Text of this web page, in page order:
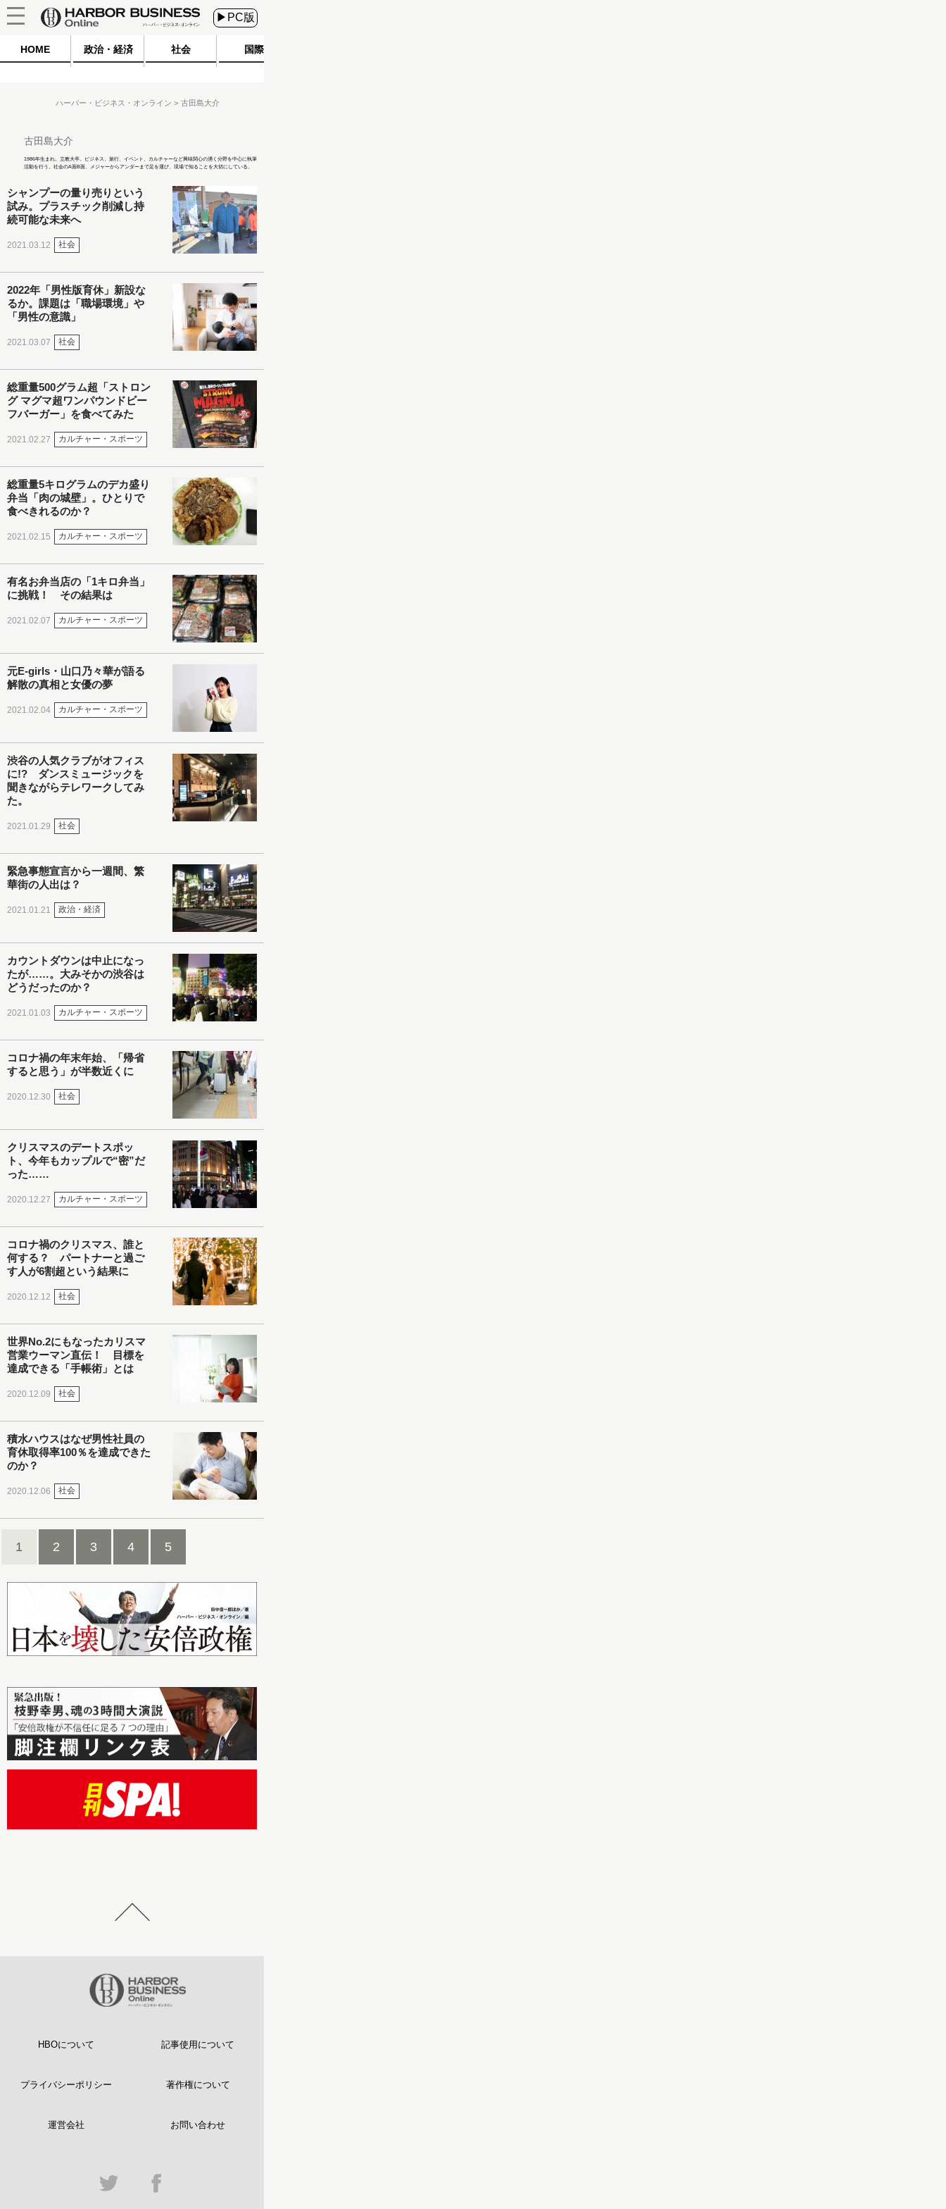
▶PC版
HOME 政治・経済 社会 国際
ハーバー・ビジネス・オンライン 古田島大介
古田島大介
1986年生まれ。立教大卒。ビジネス、旅行、イベント、カルチャーなど興味関心の湧く分野を中心に執筆
活動を行う。社会のA面B面、メジャーからアンダーまで足を運び、現場で知ることを大切にしている。
シャンプーの量り売りという
試み。プラスチック削減し持
続可能な未来へ
2021.03.12 社会
2022年「男性版育休」新設な
るか。課題は「職場環境」や
「男性の意識」
2021.03.07 社会
総重量500グラム超「ストロン
グ マグマ超ワンパウンドビー
フバーガー」を食べてみた
2021.02.27 カルチャー・スポーツ
総重量5キログラムのデカ盛り
弁当「肉の城壁」。ひとりで
食べきれるのか？
2021.02.15 カルチャー・スポーツ
有名お弁当店の「1キロ弁当」
に挑戦！ その結果は
2021.02.07 カルチャー・スポーツ
元E-girls・山口乃々華が語る
解散の真相と女優の夢
2021.02.04 カルチャー・スポーツ
渋谷の人気クラブがオフィス
に!? ダンスミュージックを
聞きながらテレワークしてみ
た。
2021.01.29 社会
緊急事態宣言から一週間、繁
華街の人出は？
2021.01.21 政治・経済
カウントダウンは中止になっ
たが……。大みそかの渋谷は
どうだったのか？
2021.01.03 カルチャー・スポーツ
コロナ禍の年末年始、「帰省
すると思う」が半数近くに
2020.12.30 社会
クリスマスのデートスポッ
ト、今年もカップルで“密”だ
った……
2020.12.27 カルチャー・スポーツ
コロナ禍のクリスマス、誰と
何する？ パートナーと過ご
す人が6割超という結果に
2020.12.12 社会
世界No.2にもなったカリスマ
営業ウーマン直伝！ 目標を
達成できる「手帳術」とは
2020.12.09 社会
積水ハウスはなぜ男性社員の
育休取得率100％を達成できた
のか？
2020.12.06 社会
1 2 3 4 5
HBOについて 記事使用について
プライバシーポリシー 著作権について
運営会社 お問い合わせ